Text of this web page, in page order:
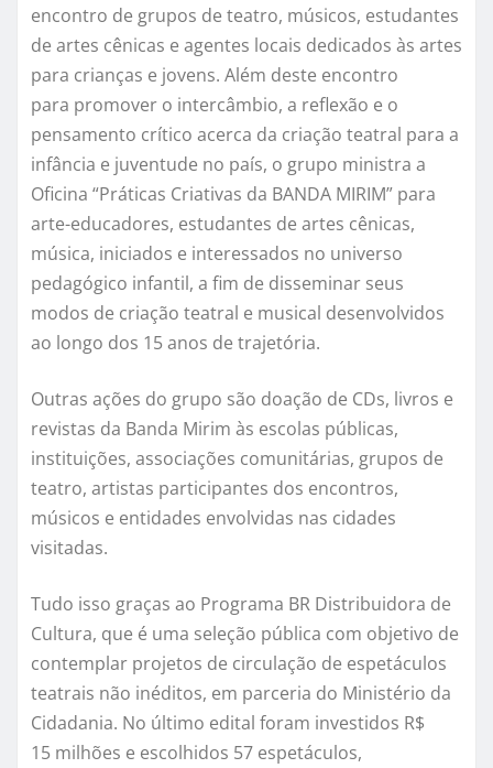
encontro de grupos de teatro, músicos, estudantes
de artes cênicas e agentes locais dedicados às artes
para crianças e jovens. Além deste encontro
para promover o intercâmbio, a reflexão e o
pensamento crítico acerca da criação teatral para a
infância e juventude no país, o grupo ministra a
Oficina “Práticas Criativas da BANDA MIRIM” para
arte-educadores, estudantes de artes cênicas,
música, iniciados e interessados no universo
pedagógico infantil, a fim de disseminar seus
modos de criação teatral e musical desenvolvidos
ao longo dos 15 anos de trajetória.
Outras ações do grupo são doação de CDs, livros e
revistas da Banda Mirim às escolas públicas,
instituições, associações comunitárias, grupos de
teatro, artistas participantes dos encontros,
músicos e entidades envolvidas nas cidades
visitadas.
Tudo isso graças ao Programa BR Distribuidora de
Cultura, que é uma seleção pública com objetivo de
contemplar projetos de circulação de espetáculos
teatrais não inéditos, em parceria do Ministério da
Cidadania. No último edital foram investidos R$
15 milhões e escolhidos 57 espetáculos,